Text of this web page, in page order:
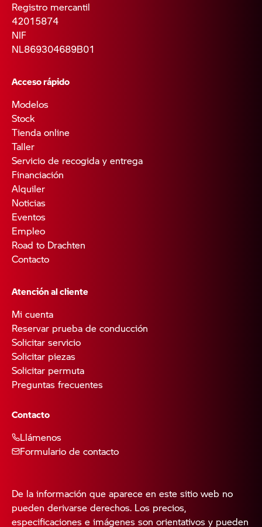
Registro mercantil
42015874
NIF
NL869304689B01
Acceso rápido
Modelos
Stock
Tienda online
Taller
Servicio de recogida y entrega
Financiación
Alquiler
Noticias
Eventos
Empleo
Road to Drachten
Contacto
Atención al cliente
Mi cuenta
Reservar prueba de conducción
Solicitar servicio
Solicitar piezas
Solicitar permuta
Preguntas frecuentes
Contacto
Llámenos
Formulario de contacto
De la información que aparece en este sitio web no
pueden derivarse derechos. Los precios,
especificaciones e imágenes son orientativos y pueden